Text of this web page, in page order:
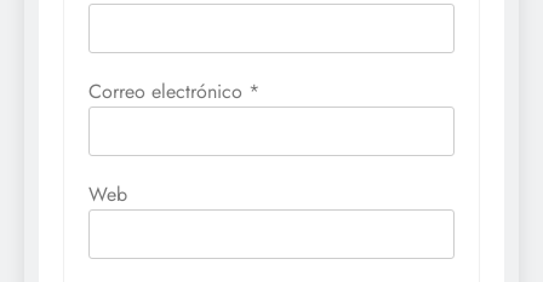
Correo electrónico *
Web